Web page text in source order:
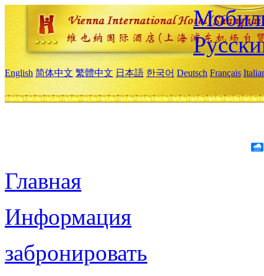
English 简体中文 繁體中文 日本語 한국어 Deutsch Français
Главная
Информация
забронировать